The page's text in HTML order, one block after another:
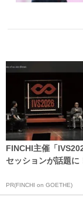
FINCHI主催「
セッションが話題に
PR(FINCHI on GOETHE)